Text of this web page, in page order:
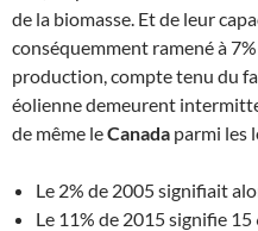
de la biomasse. Et de leur
conséquemment ramené à
production, compte tenu du
éolienne demeurent
de même leCanada parmi les
Le 2% de 2005 signifiait
Le 11% de 2015 signifie